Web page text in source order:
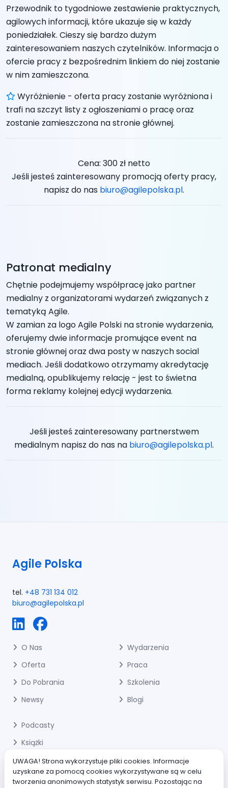
UWAGA! Strona wykorzystuje pliki cookies. Informacje
uzyskane za pomocą cookies wykorzystywane są w celu
tworzenia anonimowych statystyk serwisu. Pozostając na
Przewodnik to tygodniowe zestawienie praktycznych,
agilowych informacji, które ukazuje się w każdy
poniedziałek. Cieszy się bardzo dużym
zainteresowaniem naszych czytelników. Informacja o
ofercie pracy z bezpośrednim linkiem do niej zostanie
w nim zamieszczona.
Wyróżnienie - oferta pracy zostanie wyróżniona i
trafi na szczyt listy z ogłoszeniami o pracę oraz
zostanie zamieszczona na stronie głównej.
Cena: 300 zł netto
Jeśli jesteś zainteresowany promocją oferty pracy,
napisz do nas biuro@agilepolska.pl.
Patronat medialny
Chętnie podejmujemy współpracę jako partner
medialny z organizatorami wydarzeń związanych z
tematyką Agile.
W zamian za logo Agile Polski na stronie wydarzenia,
oferujemy dwie informacje promujące event na
stronie głównej oraz dwa posty w naszych social
mediach. Jeśli dodatkowo otrzymamy akredytację
medialną, opublikujemy relację - jest to świetna
forma reklamy kolejnej edycji wydarzenia.
Jeśli jesteś zainteresowany partnerstwem
medialnym napisz do nas na biuro@agilepolska.pl.
Agile Polska
tel. +48 731 134 012
biuro@agilepolska.pl
O Nas
Oferta
Do Pobrania
Newsy
Wydarzenia
Praca
Szkolenia
Blogi
Podcasty
Książki
Gry I Narzędzia
Społeczność Agile